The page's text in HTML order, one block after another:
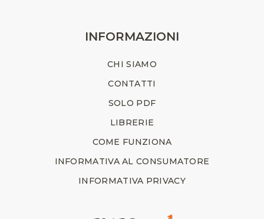
INFORMAZIONI
CHI SIAMO
CONTATTI
SOLO PDF
LIBRERIE
COME FUNZIONA
INFORMATIVA AL CONSUMATORE
INFORMATIVA PRIVACY